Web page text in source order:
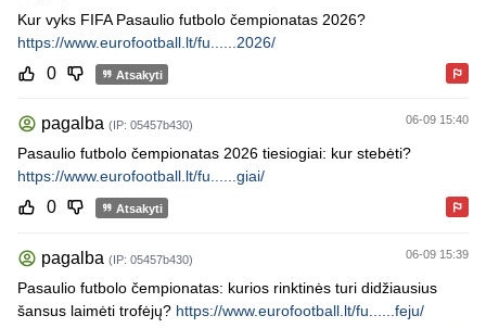
Kur vyks FIFA Pasaulio futbolo čempionatas 2026?
https://www.eurofootball.lt/fu......2026/
0 Atsakyti
pagalba (IP: 05457b430) 06-09 15:40
Pasaulio futbolo čempionatas 2026 tiesiogiai: kur stebėti?
https://www.eurofootball.lt/fu......giai/
0 Atsakyti
pagalba (IP: 05457b430) 06-09 15:39
Pasaulio futbolo čempionatas: kurios rinktinės turi didžiausius
šansus laimėti trofėjų? https://www.eurofootball.lt/fu......feju/